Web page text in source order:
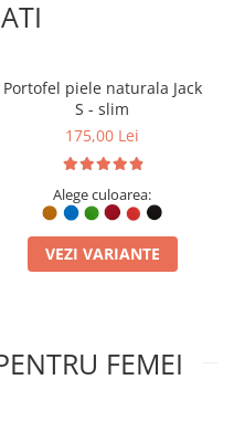
trecerea la un stil de viață
de produsele ieftine
(care se fisurează la
săptămâni), pielea naturală
ținute în deplină siguranță
de a aluneca. În timp,
Portofel piele naturala Jack
S - slim
175,00 Lei
Alege culoarea:
VEZI VARIANTE
FEMEI